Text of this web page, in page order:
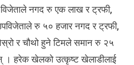
नगद रु एक लाख र ट्रफी,
रु ५० हजार नगद र ट्रफी,
र चौथो हुने टिमले समान रु २५
। हरेक खेलको उत्कृष्ट खेलाडीलाई